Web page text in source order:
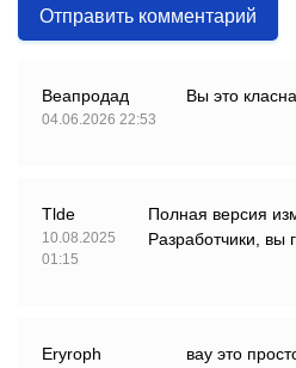
Отправить комментарий
Веапродад
04.06.2026 22:53
Вы это
Tlde
10.08.2025
01:15
Полная версия
Разработчики, вы
Eryroph вау это